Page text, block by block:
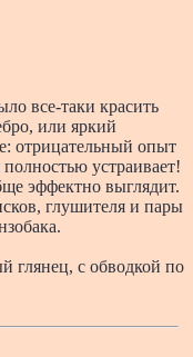
все-таки красить
или яркий
отрицательный опыт
устраивает!
эффектно выглядит.
глушителя и пары
глянец, с обводкой по